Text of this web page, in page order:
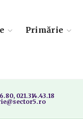
Primărie
021.314.43.18